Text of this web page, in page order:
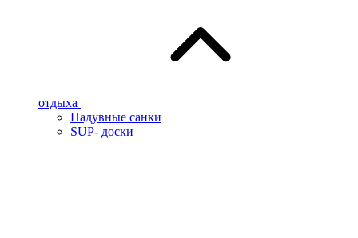
отдыха
Надувные санки
SUP- доски